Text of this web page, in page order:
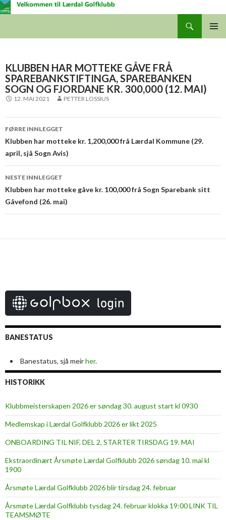
KLUBBEN HAR MOTTEKE GÅVE FRÅ
SPAREBANKSTIFTINGA, SPAREBANKEN
SOGN OG FJORDANE KR. 300,000 (12. MAI)
12. MAI 2021 PETTER LOSSIUS
Innleggsnavigering
FØRRE INNLEGGET
Klubben har motteke kr. 1,200,000 frå Lærdal Kommune (29.
april, sjå Sogn Avis)
NESTE INNLEGGET
Klubben har motteke gåve kr. 100,000 frå Sogn Sparebank sitt
Gåvefond (26. mai)
BANESTATUS
Banestatus, sjå meirher.
HISTORIKK
Klubbmeisterskapen 2026 er søndag 30. august start kl 0930
Medlemskap i Lærdal Golfklubb 2026 er likt 2025
ONBOARDING TIL NIF, DEL 2, STARTER TIRSDAG 19. MAI
Ekstraordinært Årsmøte Lærdal Golfklubb 2026 søndag 10. mai kl
1900
Årsmøte Lærdal Golfklubb 2026 blir tirsdag 24. februar
Årsmøte Lærdal Golfklubb tysdag 24. februar klokka 19:00 LINK TIL
TEAMSMØTE